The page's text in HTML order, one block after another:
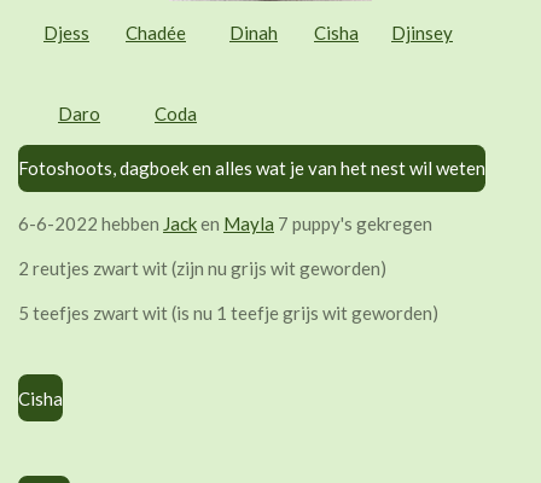
Djess Chadée Dinah Cisha Djinsey
Daro Coda
Fotoshoots, dagboek en alles wat je van het nest wil weten
6-6-2022 hebben Jacken Mayla 7 puppy's gekregen
2 reutjes zwart wit (zijn nu grijs wit geworden)
5 teefjes zwart wit (is nu 1 teefje grijs wit geworden)
Cisha